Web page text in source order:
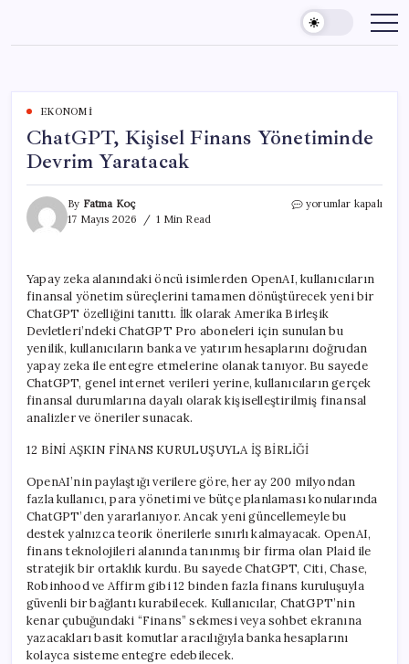
content
EKONOMI
ChatGPT, Kişisel Finans Yönetiminde
Devrim Yaratacak
By Fatma Koç
17 Mayıs 2026
1 Min Read
ChatGPT,
Yaratacak
için
yorumlar kapalı
Yapay zeka alanındaki öncü isimlerden OpenAI, kullanıcıların
finansal yönetim süreçlerini tamamen dönüştürecek yeni bir
ChatGPT özelliğini tanıttı. İlk olarak Amerika Birleşik
Devletleri’ndeki ChatGPT Pro aboneleri için sunulan bu
yenilik, kullanıcıların banka ve yatırım hesaplarını doğrudan
yapay zeka ile entegre etmelerine olanak tanıyor. Bu sayede
ChatGPT, genel internet verileri yerine, kullanıcıların gerçek
finansal durumlarına dayalı olarak kişiselleştirilmiş finansal
analizler ve öneriler sunacak.
12 BİNİ AŞKIN FİNANS KURULUŞUYLA İŞ BİRLİĞİ
OpenAI’nin paylaştığı verilere göre, her ay 200 milyondan
fazla kullanıcı, para yönetimi ve bütçe planlaması konularında
ChatGPT’den yararlanıyor. Ancak yeni güncellemeyle bu
destek yalnızca teorik önerilerle sınırlı kalmayacak. OpenAI,
finans teknolojileri alanında tanınmış bir firma olan Plaid ile
stratejik bir ortaklık kurdu. Bu sayede ChatGPT, Citi, Chase,
Robinhood ve Affirm gibi 12 binden fazla finans kuruluşuyla
güvenli bir bağlantı kurabilecek. Kullanıcılar, ChatGPT’nin
kenar çubuğundaki “Finans” sekmesi veya sohbet ekranına
yazacakları basit komutlar aracılığıyla banka hesaplarını
kolayca sisteme entegre edebilecek.